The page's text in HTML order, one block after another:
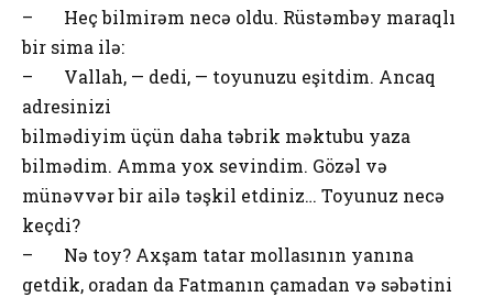
– Heç bilmirəm necə oldu. Rüstəmbəy maraqlı
bir sima ilə:
– Vallah, — dedi, — toyunuzu eşitdim. Ancaq
adresinizi
bilmədiyim üçün daha təbrik məktubu yaza
bilmədim. Amma yox sevindim. Gözəl və
münəvvər bir ailə təşkil etdiniz… Toyunuz necə
keçdi?
– Nə toy? Axşam tatar mollasının yanına
getdik, oradan da Fatmanın çamadan və səbətini